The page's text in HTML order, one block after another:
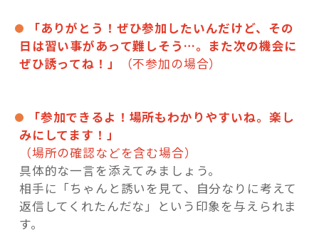
「ありがとう！ぜひ参加したいんだけど、その
日は習い事があって難しそう…。また次の機会に
ぜひ誘ってね！」
（不参加の場合）
「参加できるよ！場所もわかりやすいね。楽し
みにしてます！」
（場所の確認などを含む場合）
具体的な一言を添えてみましょう。
相手に「ちゃんと誘いを見て、自分なりに考えて
返信してくれたんだな」という印象を与えられま
す。